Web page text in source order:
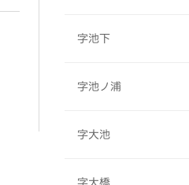
字池下
字池ノ浦
字大池